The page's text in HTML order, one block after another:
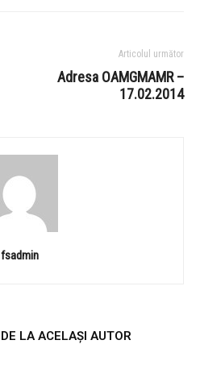
Articolul următor
Adresa OAMGMAMR –
17.02.2014
fsadmin
DE LA ACELAȘI AUTOR